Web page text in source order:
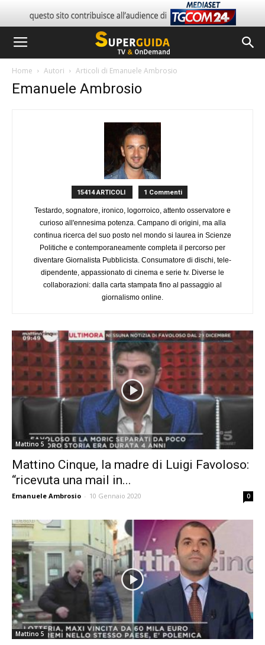
Home Autori Articoli di Emanuele Ambrosio
Emanuele Ambrosio
15414 ARTICOLI 1 Commenti
Testardo, sognatore, ironico, logorroico, attento osservatore e
curioso all'ennesima potenza. Campano di origini, ma alla
continua ricerca del suo posto nel mondo si laurea in Scienze
Politiche e contemporaneamente completa il percorso per
diventare Giornalista Pubblicista. Consumatore di dischi, tele-
dipendente, appassionato di cinema e serie tv. Diverse le
collaborazioni: dalla carta stampata fino al passaggio al
giornalismo online.
Mattino 5
Mattino Cinque, la madre di Luigi Favoloso:
“ricevuta una mail in...
Emanuele Ambrosio - 10 Gennaio 2020 0
Mattino 5